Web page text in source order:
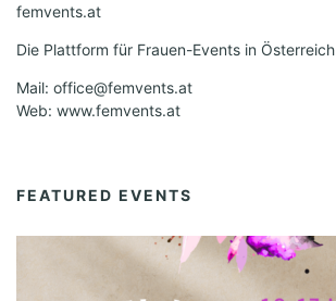
femvents.at
Die Plattform für Frauen-Events in Österreich
Mail: office@femvents.at
Web: www.femvents.at
FEATURED EVENTS